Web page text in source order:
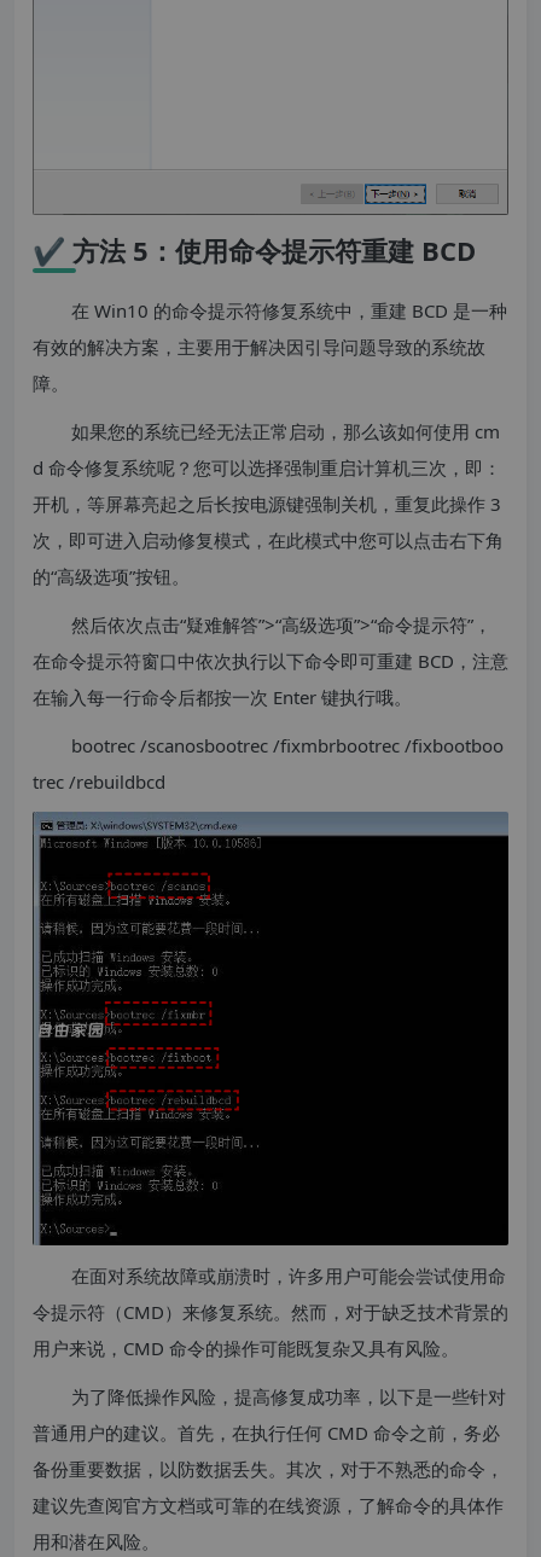
✔ 方法 5：使用命令提示符重建 BCD
在 Win10 的命令提示符修复系统中，重建 BCD 是一种
有效的解决方案，主要用于解决因引导问题导致的系统故
障。
如果您的系统已经无法正常启动，那么该如何使用 cm
d 命令修复系统呢？您可以选择强制重启计算机三次，即：
开机，等屏幕亮起之后长按电源键强制关机，重复此操作 3
次，即可进入启动修复模式，在此模式中您可以点击右下角
的“高级选项”按钮。
然后依次点击“疑难解答”>“高级选项”>“命令提示符”，
在命令提示符窗口中依次执行以下命令即可重建 BCD，注意
在输入每一行命令后都按一次 Enter 键执行哦。
bootrec /scanosbootrec /fixmbrbootrec /fixbootboo
trec /rebuildbcd
在面对系统故障或崩溃时，许多用户可能会尝试使用命
令提示符（CMD）来修复系统。然而，对于缺乏技术背景的
用户来说，CMD 命令的操作可能既复杂又具有风险。
为了降低操作风险，提高修复成功率，以下是一些针对
普通用户的建议。首先，在执行任何 CMD 命令之前，务必
备份重要数据，以防数据丢失。其次，对于不熟悉的命令，
建议先查阅官方文档或可靠的在线资源，了解命令的具体作
用和潜在风险。